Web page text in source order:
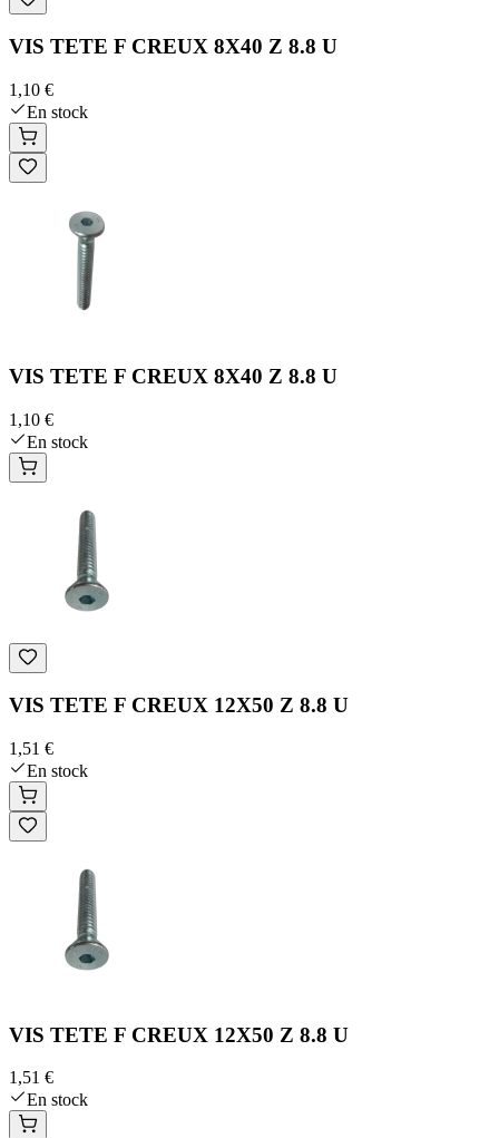
VIS TETE F CREUX 8X40 Z 8.8 U
1,10 €
En stock
VIS TETE F CREUX 8X40 Z 8.8 U
1,10 €
En stock
VIS TETE F CREUX 12X50 Z 8.8 U
1,51 €
En stock
VIS TETE F CREUX 12X50 Z 8.8 U
1,51 €
En stock